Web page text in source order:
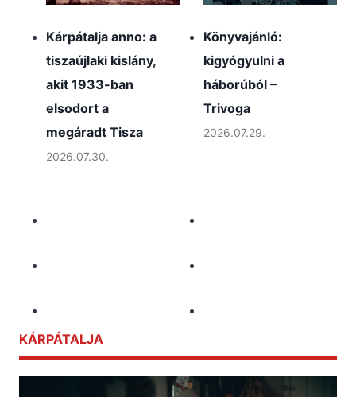
Kárpátalja anno: a
tiszaújlaki kislány,
akit 1933-ban
elsodort a
megáradt Tisza
2026.07.30.
Könyvajánló:
kigyógyulni a
háborúból –
Trivoga
2026.07.29.
KÁRPÁTALJA